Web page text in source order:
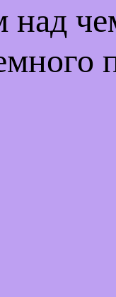
над